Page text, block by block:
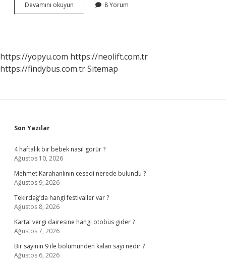
Devamını okuyun
Deterjan
8 Yorum
https://yopyu.com https://neolift.com.tr
https://findybus.com.trSitemap
Sidebar
Son Yazılar
4 haftalık bir bebek nasıl görür ?
Ağustos 10, 2026
Mehmet Karahanlının cesedi nerede bulundu ?
Ağustos 9, 2026
Tekirdağ’da hangi festivaller var ?
Ağustos 8, 2026
Kartal vergi dairesine hangi otobüs gider ?
Ağustos 7, 2026
Bir sayının 9 ile bölümünden kalan sayı nedir ?
Ağustos 6, 2026